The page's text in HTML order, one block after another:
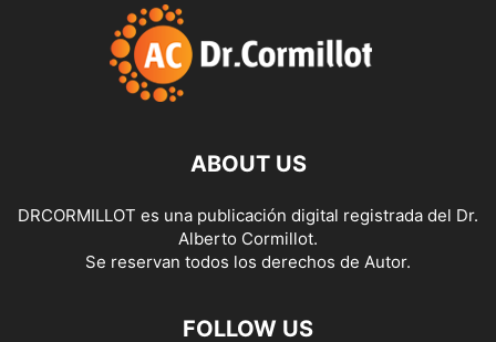
ABOUT US
DRCORMILLOT es una publicación digital registrada del Dr.
Alberto Cormillot.
Se reservan todos los derechos de Autor.
FOLLOW US